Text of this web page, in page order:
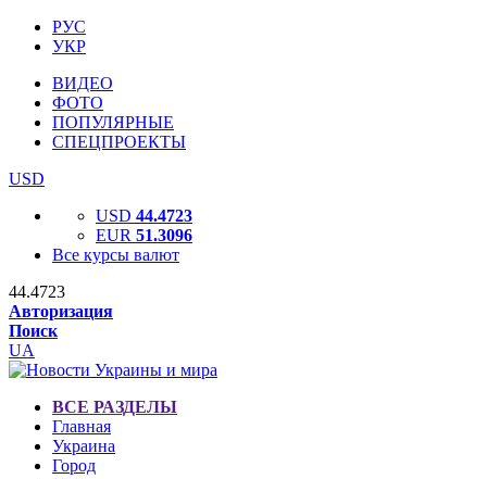
РУС
УКР
ВИДЕО
ФОТО
ПОПУЛЯРНЫЕ
СПЕЦПРОЕКТЫ
USD
USD 44.4723
EUR 51.3096
Все курсы валют
44.4723
Авторизация
Поиск
UA
ВСЕ РАЗДЕЛЫ
Главная
Украина
Город